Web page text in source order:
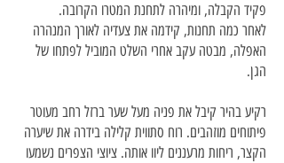
פקיד הקבלה, ומיהרה לתחנת המטרו הקרובה.
לאחר כמה תחנות, קידמה את צעדיה לאורך המנהרה
האפלה, מבטה עקב אחרי השלט המוביל לפתחו של
הגן.
רקיע בהיר קיבל את פניה מעל שער ברזל רחב מעוטר
פיתוחים מוזהבים. רוח סתווית קלילה בידרה את שיערה
הקצר, ריחות מרעננים ליוו אותה. ציוצי הצפרים נשמעו